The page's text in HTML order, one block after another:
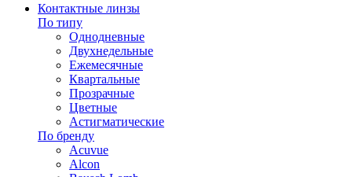
Контактные линзы
По типу
Однодневные
Двухнедельные
Ежемесячные
Квартальные
Прозрачные
Цветные
Астигматические
По бренду
Acuvue
Alcon